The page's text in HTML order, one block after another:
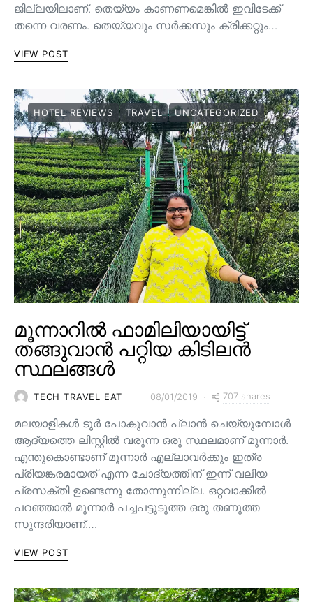
ജില്ലയിലാണ്. തെയ്യം കാണണമെങ്കിൽ ഇവിടേക്ക്
തന്നെ വരണം. തെയ്യവും സര്‍ക്കസും ക്രിക്കറ്റും…
VIEW POST
HOTEL REVIEWS TRAVEL UNCATEGORIZED
മൂന്നാറിൽ ഫാമിലിയായിട്ട്
തങ്ങുവാൻ പറ്റിയ കിടിലൻ
സ്ഥലങ്ങൾ
TECH TRAVEL EAT 08/01/2019 707 shares
മലയാളികൾ ടൂർ പോകുവാൻ പ്ലാൻ ചെയ്യുമ്പോൾ
ആദ്യത്തെ ലിസ്റ്റിൽ വരുന്ന ഒരു സ്ഥലമാണ് മൂന്നാർ.
എന്തുകൊണ്ടാണ് മൂന്നാർ എല്ലാവർക്കും ഇത്ര
പ്രിയങ്കരമായത് എന്ന ചോദ്യത്തിന് ഇന്ന് വലിയ
പ്രസക്തി ഉണ്ടെന്നു തോന്നുന്നില്ല. ഒറ്റവാക്കിൽ
പറഞ്ഞാൽ മൂന്നാർ പച്ചപട്ടുടുത്ത ഒരു തണുത്ത
സുന്ദരിയാണ്.…
VIEW POST